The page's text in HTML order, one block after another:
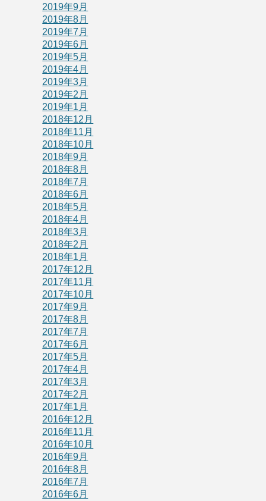
2019年9月
2019年8月
2019年7月
2019年6月
2019年5月
2019年4月
2019年3月
2019年2月
2019年1月
2018年12月
2018年11月
2018年10月
2018年9月
2018年8月
2018年7月
2018年6月
2018年5月
2018年4月
2018年3月
2018年2月
2018年1月
2017年12月
2017年11月
2017年10月
2017年9月
2017年8月
2017年7月
2017年6月
2017年5月
2017年4月
2017年3月
2017年2月
2017年1月
2016年12月
2016年11月
2016年10月
2016年9月
2016年8月
2016年7月
2016年6月